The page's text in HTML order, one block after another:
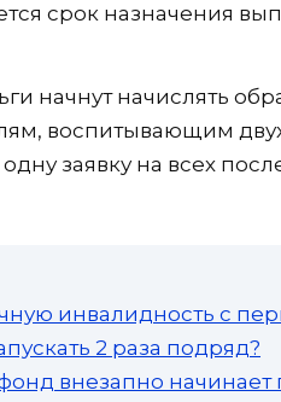
срок назначения
начнут начислять
воспитывающим
заявку на всех
инвалидность с
2 раза подряд?
внезапно начинает